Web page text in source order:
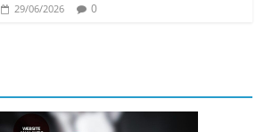
29/06/2026 0